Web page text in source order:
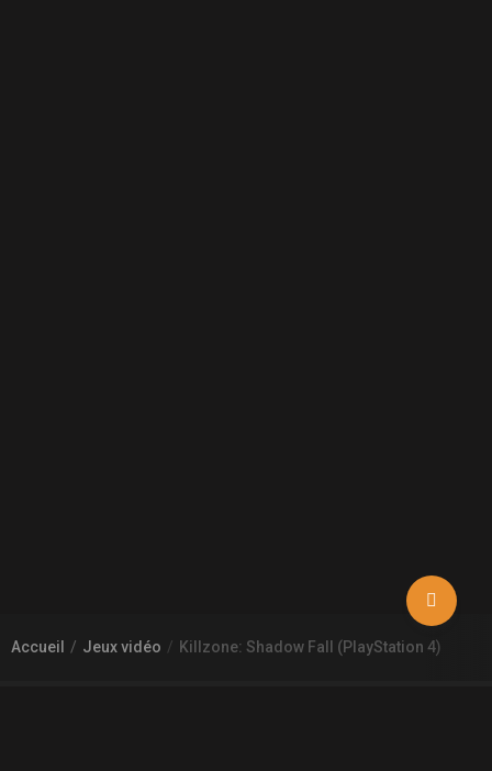
Accueil Jeux vidéo Killzone: Shadow Fall (PlayStation 4)